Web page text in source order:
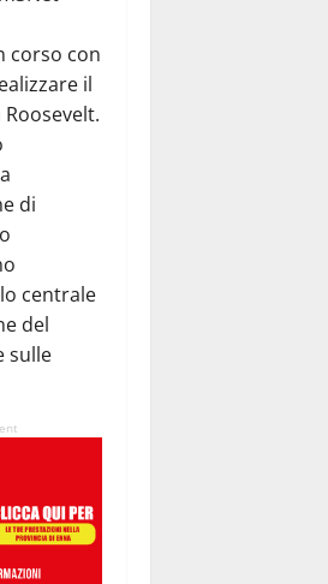
corso con
il
di
centrale
del
sulle